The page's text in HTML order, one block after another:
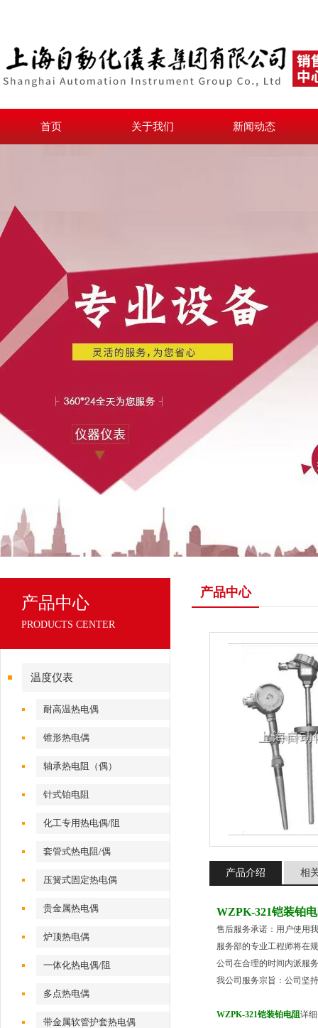
首页 关于我们 新闻动态
产品中心
PRODUCTS CENTER
温度仪表
耐高温热电偶
锥形热电偶
轴承热电阻（偶）
针式铂电阻
化工专用热电偶/阻
套管式热电阻/偶
压簧式固定热电偶
贵金属热电偶
炉顶热电偶
一体化热电偶/阻
多点热电偶
带金属软管护套热电偶
产品中心
产品介绍 相
WZPK-321铠装铂
售后服务承诺：用户使用
服务部的专业工程师将在
公司在合理的时间内派服
我公司服务宗旨：公司坚
WZPK-321铠装铂电阻详